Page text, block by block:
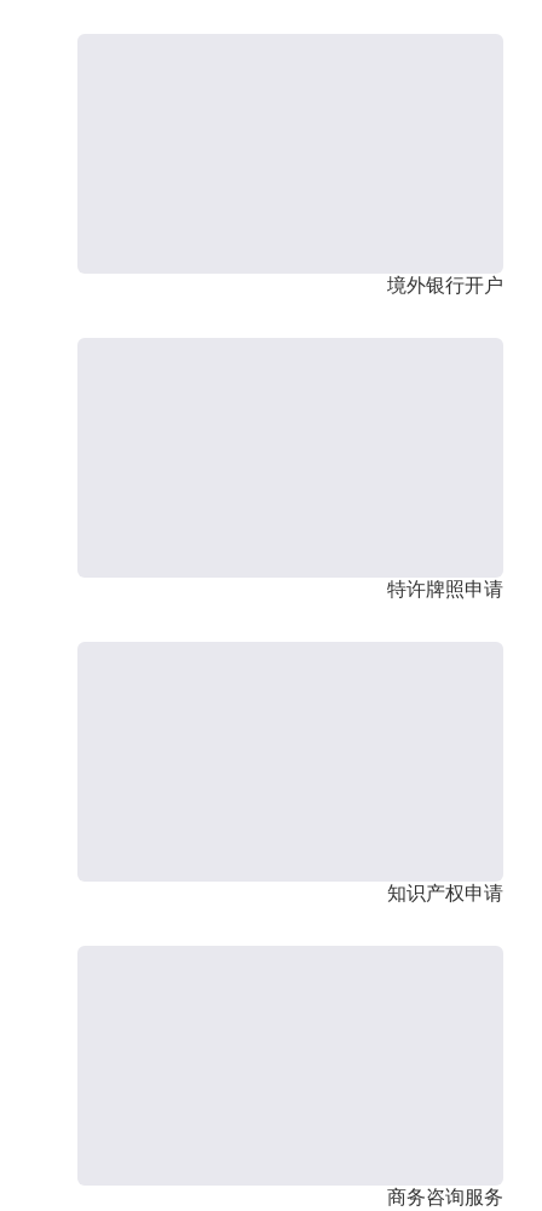
境外银行开户
特许牌照申请
知识产权申请
商务咨询服务